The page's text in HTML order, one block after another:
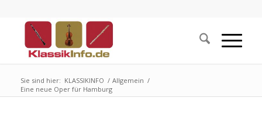
Sie sind hier: KLASSIKINFO / Allgemein /
Eine neue Oper für Hamburg